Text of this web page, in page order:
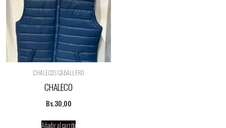
CHALECOS CABALLERO
CHALECO
Bs.30,00
Añadir al carrito